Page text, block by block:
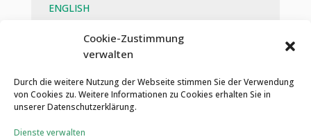
Cookie-Zustimmung
verwalten
Durch die weitere Nutzung der Webseite stimmen Sie der Verwendung
von Cookies zu. Weitere Informationen zu Cookies erhalten Sie in
unserer Datenschutzerklärung.
Dienste verwalten
ENGLISH
SOZIALE MEDIEN